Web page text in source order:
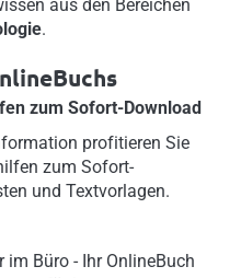
aus den Bereichen
.
zum Sofort-Download
profitieren Sie
zum Sofort-
und Textvorlagen.
Büro - Ihr OnlineBuch